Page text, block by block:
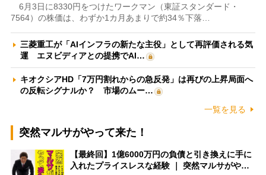
6月3日に8330円をつけたワークマン（東証スタンダード・
7564）の株価は、わずか1カ月あまりで約34％下落…
三菱重工が「AIインフラの新たな主役」として再評価される気
運 エヌビディアとの提携でAI…
キオクシアHD「7万円割れからの急反発」は再びの上昇局面へ
の反転シグナルか？ 市場のムー…
一覧を見る
突然マルサがやって来た！
【最終回】1億6000万円の負債と引き換えに手に
入れたプライスレスな経験 ｜ 突然マルサがや…